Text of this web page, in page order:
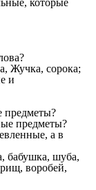
которые
Жучка, сорока;
и
предметы?
предметы?
а в
бабушка, шуба,
воробей,